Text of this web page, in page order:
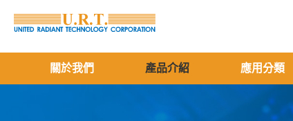
關於我們 產品介紹 應用分類